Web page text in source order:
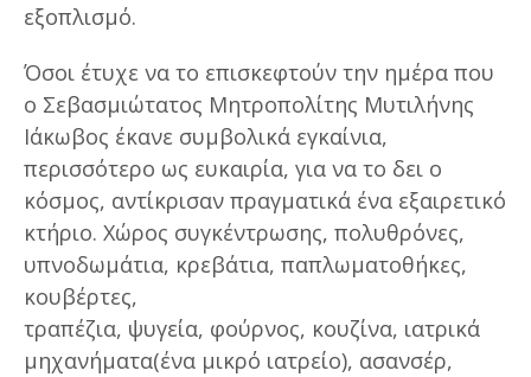
εξοπλισμό.
Όσοι έτυχε να το επισκεφτούν την ημέρα που
ο Σεβασμιώτατος Μητροπολίτης Μυτιλήνης
Ιάκωβος έκανε συμβολικά εγκαίνια,
περισσότερο ως ευκαιρία, για να το δει ο
κόσμος, αντίκρισαν πραγματικά ένα εξαιρετικό
κτήριο. Χώρος συγκέντρωσης, πολυθρόνες,
υπνοδωμάτια, κρεβάτια, παπλωματοθήκες,
κουβέρτες,
τραπέζια, ψυγεία, φούρνος, κουζίνα, ιατρικά
μηχανήματα(ένα μικρό ιατρείο), ασανσέρ,